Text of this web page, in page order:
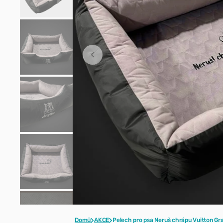
styling
Pečující přípravky a
hojivé kúry
Parfémy
Domů AKCE Pelech pro psa Neruš chrápu Vuitton